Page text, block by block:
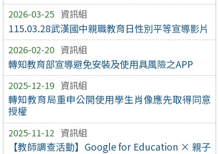
2026-03-25 資訊組
115.03.28武漢國中親職教育日性別平等宣導影片
2026-02-20 資訊組
轉知教育部宣導避免安裝及使用具風險之APP
2025-12-19 資訊組
轉知教育局重申公開使用學生肖像應先取得同意
授權
2025-11-12 資訊組
【教師調查活動】Google for Education × 親子